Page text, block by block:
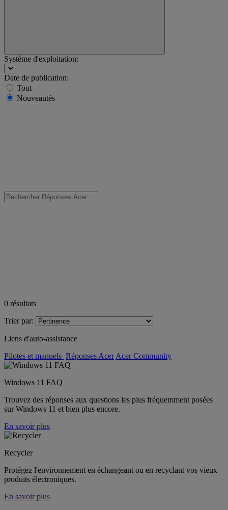
Système d'exploitation:
Date de publication:
Tout
Nouveautés
0 résultats
Trier par:
Liens d'auto-assistance
Pilotes et manuels Réponses Acer Acer Community
Windows 11 FAQ
Trouvez des réponses aux questions les plus fréquemment posées
sur Windows 11 et bien plus encore.
En savoir plus
Recycler
Protégez l'environnement en échangeant ou en recyclant vos vieux
produits électroniques.
En savoir plus